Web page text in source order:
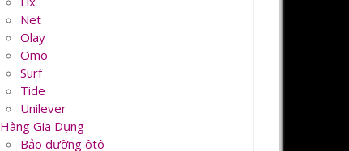
Net
Olay
Omo
Surf
Tide
Unilever
Hàng Gia Dụng
Bảo dưỡng ôtô